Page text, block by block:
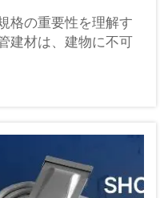
格の重要性を理解す
建材は、建物に不可
災の危険から守るの
た場合、これらの…